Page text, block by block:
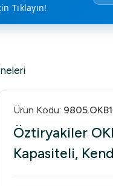
Tıklayın!
Ürün Kodu:
Öztiryakiler
Kapasiteli,